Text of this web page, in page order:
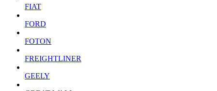
FIAT
FORD
FOTON
FREIGHTLINER
GEELY